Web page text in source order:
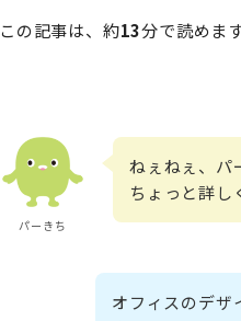
この記事は、約13分で読めます
パーきち
ねぇねぇ、パ
ちょっと詳し
オフィスのデザ